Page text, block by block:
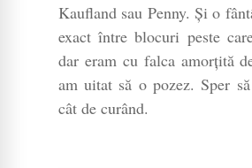
Kaufland sau Penny. Și o
exact între blocuri peste
dar eram cu falca amorțită
am uitat să o pozez. Sper
cât de curând.